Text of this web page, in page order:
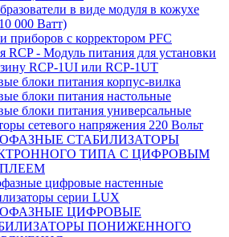
в виде модуля в кожухе
000 Ватт)
приборов с корректором PFC
RCP - Модуль питания для установки
RCP-1UI или RCP-1UT
блоки питания корпус-вилка
блоки питания настольные
блоки питания универсальные
сетевого напряжения 220 Вольт
СТАБИЛИЗАТОРЫ
ТИПА С ЦИФРОВЫМ
цифровые настенные
серии LUX
ЦИФРОВЫЕ
ПОНИЖЕННОГО